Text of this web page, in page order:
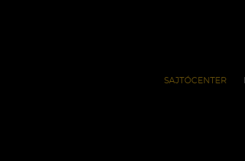
SAJTÓCENTER